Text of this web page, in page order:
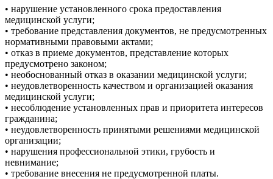
• нарушение установленного срока предоставления
медицинской услуги;
• требование представления документов, не предусмотренных
нормативными правовыми актами;
• отказ в приеме документов, представление которых
предусмотрено законом;
• необоснованный отказ в оказании медицинской услуги;
• неудовлетворенность качеством и организацией оказания
медицинской услуги;
• несоблюдение установленных прав и приоритета интересов
гражданина;
• неудовлетворенность принятыми решениями медицинской
организации;
• нарушения профессиональной этики, грубость и
невнимание;
• требование внесения не предусмотренной платы.